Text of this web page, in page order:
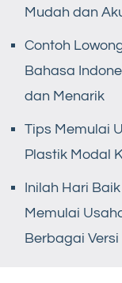
Mudah dan
Contoh
Bahasa
dan Menarik
Tips Memulai
Plastik Modal
Inilah Hari
Memulai
Berbagai Versi